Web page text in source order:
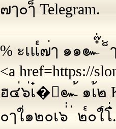
๗ๅ๐ๅ็ Telegram.
% ะเแ๎๗่ๅ ๑๑๛๋๊่ ่ ็ๅ
<a href=https://
ฮ๔่๖่เ๋�ํ๛้ ๑เ้๒
๐ๅใ่๑๒๐เ๖่่ ่ ๒๎๐ใ๎โ๋่.